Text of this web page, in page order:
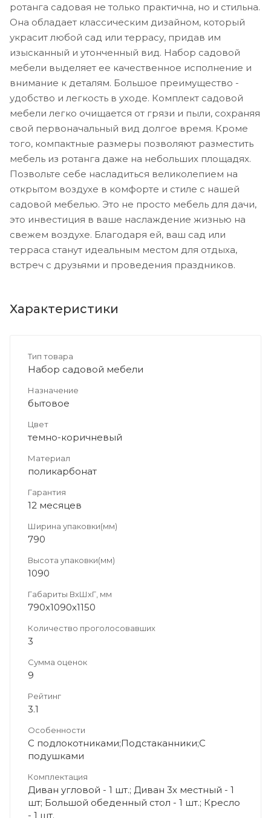
ротанга садовая не только практична, но и стильна.
Она обладает классическим дизайном, который
украсит любой сад или террасу, придав им
изысканный и утонченный вид. Набор садовой
мебели выделяет ее качественное исполнение и
внимание к деталям. Большое преимущество -
удобство и легкость в уходе. Комплект садовой
мебели легко очищается от грязи и пыли, сохраняя
свой первоначальный вид долгое время. Кроме
того, компактные размеры позволяют разместить
мебель из ротанга даже на небольших площадях.
Позвольте себе насладиться великолепием на
открытом воздухе в комфорте и стиле с нашей
садовой мебелью. Это не просто мебель для дачи,
это инвестиция в ваше наслаждение жизнью на
свежем воздухе. Благодаря ей, ваш сад или
терраса станут идеальным местом для отдыха,
встреч с друзьями и проведения праздников.
Характеристики
Тип товара
Набор садовой мебели
Назначение
бытовое
Цвет
темно-коричневый
Материал
поликарбонат
Гарантия
12 месяцев
Ширина упаковки(мм)
790
Высота упаковки(мм)
1090
Габариты ВхШхГ, мм
790х1090х1150
Количество проголосовавших
3
Сумма оценок
9
Рейтинг
3.1
Особенности
С подлокотниками;Подстаканники;С
подушками
Комплектация
Диван угловой - 1 шт.; Диван 3х местный - 1
шт; Большой обеденный стол - 1 шт.; Кресло
- 1 шт.